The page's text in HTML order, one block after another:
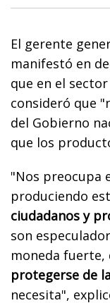
El gerente
manifestó en
que en el sector
consideró que
del Gobierno
que los
"Nos preocupa
produciendo
ciudadanos y
son
moneda fuerte,
protegerse de
necesita",